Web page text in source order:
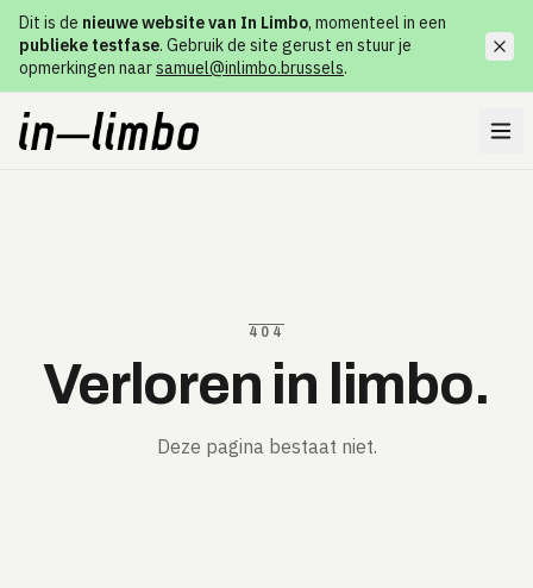
Dit is de nieuwe website van In Limbo, momenteel in een
publieke testfase. Gebruik de site gerust en stuur je
opmerkingen naarsamuel@inlimbo.brussels.
404
Verloren in limbo.
Deze pagina bestaat niet.